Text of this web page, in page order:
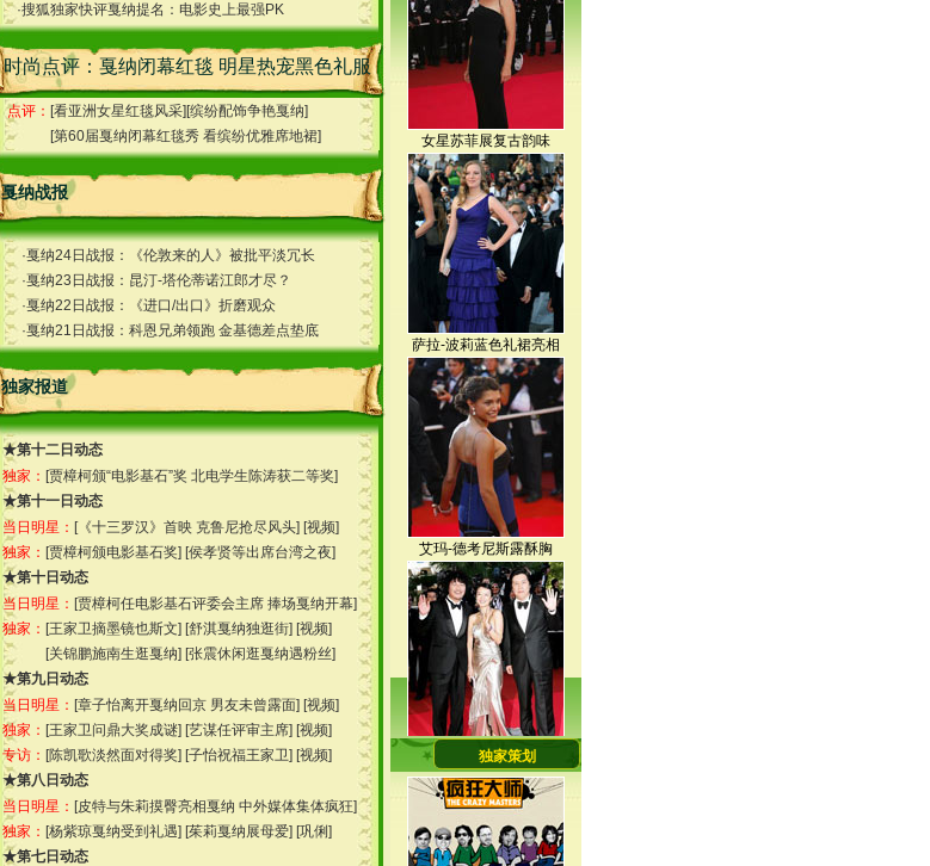
·搜狐独家快评戛纳提名：电影史上最强PK
时尚点评：戛纳闭幕红毯 明星热宠黑色礼服
点评： [看亚洲女星红毯风采][缤纷配饰争艳戛纳]
[第60届戛纳闭幕红毯秀 看缤纷优雅席地裙]
戛纳战报
·戛纳24日战报：《伦敦来的人》被批平淡冗长
·戛纳23日战报：昆汀-塔伦蒂诺江郎才尽？
·戛纳22日战报：《进口/出口》折磨观众
·戛纳21日战报：科恩兄弟领跑 金基德差点垫底
独家报道
★第十二日动态
独家： [贾樟柯颁“电影基石”奖 北电学生陈涛获二等奖]
★第十一日动态
当日明星： [《十三罗汉》首映 克鲁尼抢尽风头] [视频]
独家： [贾樟柯颁电影基石奖] [侯孝贤等出席台湾之夜]
★第十日动态
当日明星： [贾樟柯任电影基石评委会主席 捧场戛纳开幕]
独家： [王家卫摘墨镜也斯文] [舒淇戛纳独逛街] [视频]
[关锦鹏施南生逛戛纳] [张震休闲逛戛纳遇粉丝]
★第九日动态
当日明星： [章子怡离开戛纳回京 男友未曾露面] [视频]
独家： [王家卫问鼎大奖成谜] [艺谋任评审主席] [视频]
专访： [陈凯歌淡然面对得奖] [子怡祝福王家卫] [视频]
★第八日动态
当日明星： [皮特与朱莉摸臀亮相戛纳 中外媒体集体疯狂]
独家： [杨紫琼戛纳受到礼遇] [茱莉戛纳展母爱] [巩俐]
★第七日动态
女星苏菲展复古韵味
萨拉-波莉蓝色礼裙亮相
艾玛-德考尼斯露酥胸
全度妍与导演李沧东
独家策划